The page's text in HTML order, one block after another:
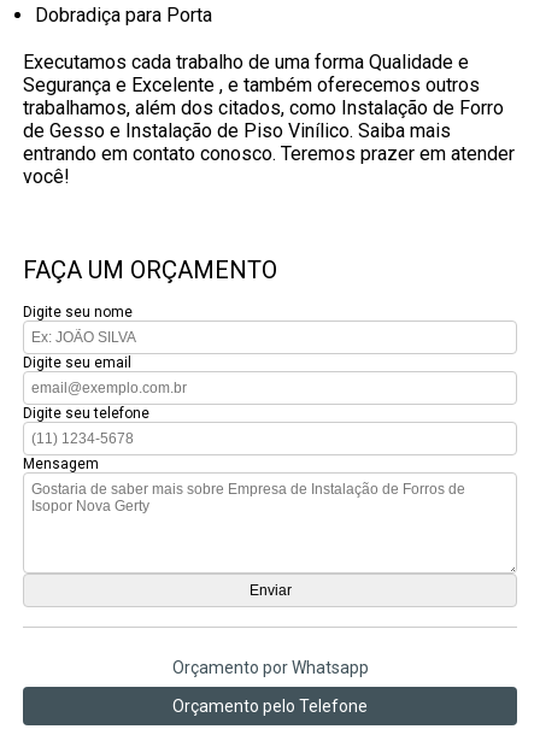
Dobradiça para Porta
Executamos cada trabalho de uma forma Qualidade e
Segurança e Excelente , e também oferecemos outros
trabalhamos, além dos citados, como Instalação de Forro
de Gesso e Instalação de Piso Vinílico. Saiba mais
entrando em contato conosco. Teremos prazer em atender
você!
FAÇA UM ORÇAMENTO
Digite seu nome
Digite seu email
Digite seu telefone
Mensagem
Orçamento por Whatsapp
Orçamento pelo Telefone